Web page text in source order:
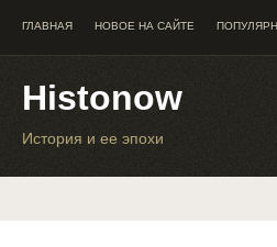
ГЛАВНАЯ НОВОЕ НА САЙТЕ
Histonow
История и ее эпохи